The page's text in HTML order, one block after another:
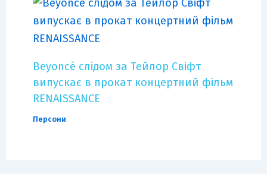
Beyoncé слідом за Тейлор Свіфт
випускає в прокат концертний фільм
RENAISSANCE
Персони